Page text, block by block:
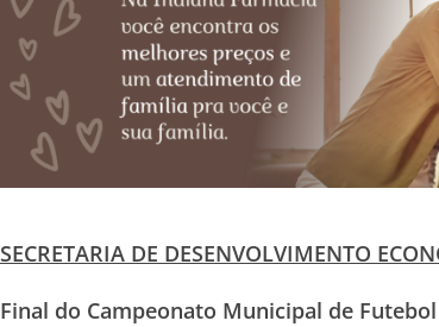
SECRETARIA DE DESENVOLVIMENTO
Final do Campeonato Municipal de